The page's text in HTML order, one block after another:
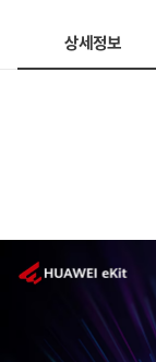
상세정보